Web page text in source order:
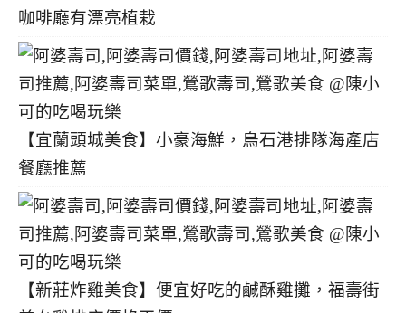
咖啡廳有漂亮植栽
【宜蘭頭城美食】小豪海鮮，烏石港排隊海產店
餐廳推薦
【新莊炸雞美食】便宜好吃的鹹酥雞攤，福壽街